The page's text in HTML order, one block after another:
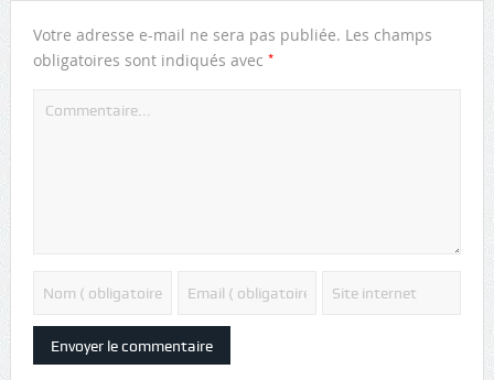
Votre adresse e-mail ne sera pas publiée. Les champs
obligatoires sont indiqués avec *